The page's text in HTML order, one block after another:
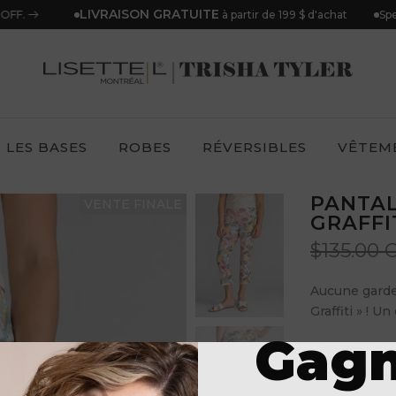
LIVRAISON GRATUITEà partir de 199 $ d'achat
LES BASES ROBES RÉVERSIBLES
$135.00
Aucune
Graffiti » !
68 %
Longueur
Largeur